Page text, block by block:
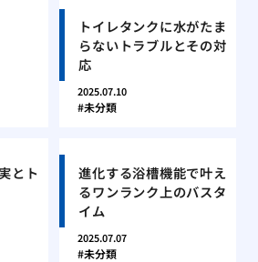
トイレタンクに水がたま
らないトラブルとその対
応
2025.07.10
未分類
とト
進化する浴槽機能で叶え
るワンランク上のバスタ
イム
2025.07.07
未分類